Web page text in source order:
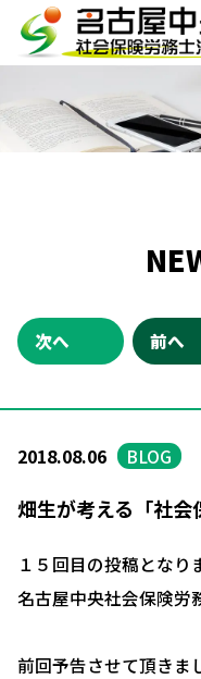
次へ 前へ
2018.08.06 BLOG
畑生が考える「社会
１５回目の投稿となり
名古屋中央社会保険労
前回予告させて頂きま